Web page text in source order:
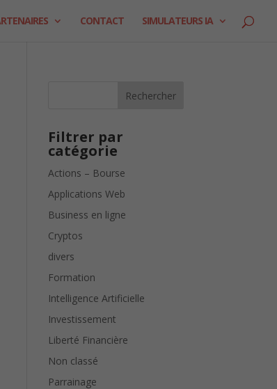
CONTACT SIMULATEURS IA
Rechercher
Filtrer par
catégorie
Actions – Bourse
Applications Web
Business en ligne
Cryptos
divers
Formation
Intelligence Artificielle
Investissement
Liberté Financière
Non classé
Parrainage